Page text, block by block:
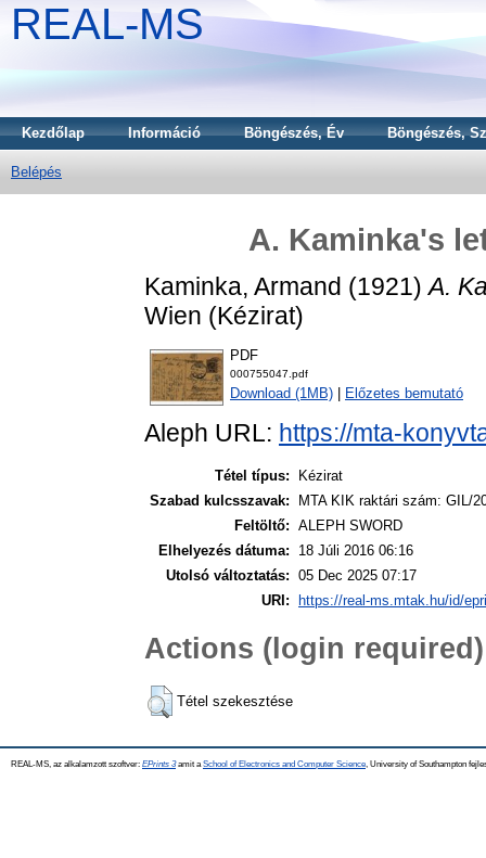
REAL-MS
Kezdőlap Információ Böngészés, Év Böngészés,
Belépés
A. Kaminka's
Kaminka, Armand (1921)A.
Wien (Kézirat)
PDF
000755047.pdf
Download (1MB) Előzetes bemutató
Aleph URL: https://mta-
Tétel típus:
Kézirat
Szabad kulcsszavak:
MTA KIK raktári szám: GIL/
Feltöltő: ALEPH SWORD
Elhelyezés dátuma:
18 Júli 2016 06:16
Utolsó változtatás: 05 Dec 2025 07:17
URI:
https://real-ms.mtak.hu/id/
Actions (login required)
Tétel szekesztése
REAL-MS, az alkalamzott szoftver: EPrints 3amit a School of Electronics and Computer Science , University of Southampton